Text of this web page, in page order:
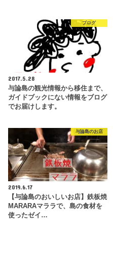
ブログ
2017.5.28
与論島の観光情報から移住まで、
ガイドブックにない情報をブログ
でお届けします。
与論島のお店
2019.6.17
【与論島のおいしいお店】鉄板焼
MARARAマララで、島の食材を
使ったゼイ…